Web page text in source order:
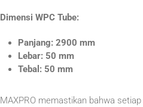
Dimensi WPC Tube:
Panjang: 2900 mm
Lebar: 50 mm
Tebal: 50 mm
MAXPRO memastikan bahwa